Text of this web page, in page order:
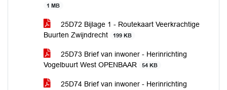
1 MB
25D72 Bijlage 1 - Routekaart Veerkrachtige
Buurten Zwijndrecht
199 KB
25D73 Brief van inwoner - Herinrichting
Vogelbuurt West OPENBAAR
54 KB
25D74 Brief van inwoner - Herinrichting